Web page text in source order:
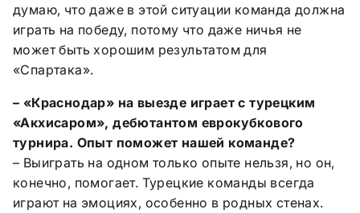
думаю, что даже в этой ситуации команда должна
играть на победу, потому что даже ничья не
может быть хорошим результатом для
«Спартака».
– «Краснодар» на выезде играет с турецким
«Акхисаром», дебютантом еврокубкового
турнира. Опыт поможет нашей команде?
– Выиграть на одном только опыте нельзя, но он,
конечно, помогает. Турецкие команды всегда
играют на эмоциях, особенно в родных стенах.